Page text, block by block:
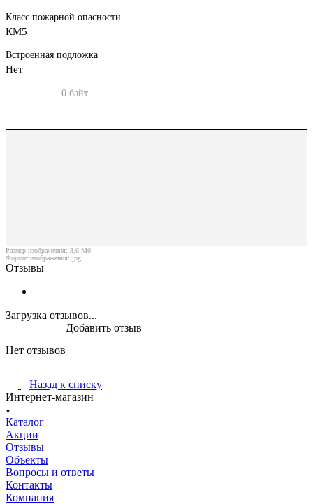
Класс пожарной опасности
КМ5
Встроенная подложка
Нет
0 байт
Размер изображения: 3,6 Мб
Формат изображения: jpg
Отзывы
Загрузка отзывов...
Нет отзывов
Добавить отзыв
Назад к списку
Интернет-магазин
Каталог
Акции
Отзывы
Объекты
Вопросы и ответы
Контакты
Компания